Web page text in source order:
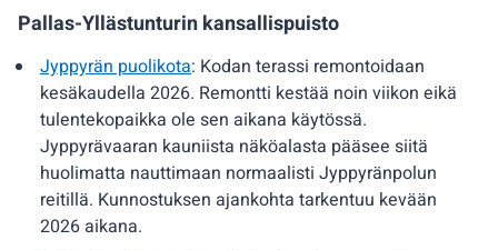
Pallas-Yllästunturin kansallispuisto
Jyppyrän puolikota: Kodan terassi remontoidaan
kesäkaudella 2026. Remontti kestää noin viikon eikä
tulentekopaikka ole sen aikana käytössä.
Jyppyrävaaran kauniista näköalasta pääsee siitä
huolimatta nauttimaan normaalisti Jyppyränpolun
reitillä. Kunnostuksen ajankohta tarkentuu kevään
2026 aikana.